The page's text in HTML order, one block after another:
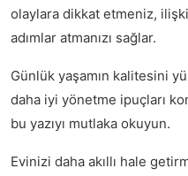
olaylara dikkat etmeniz,
adımlar atmanızı sağlar.
Günlük yaşamın kalitesini
daha iyi yönetme ipuçları
bu yazıyı mutlaka okuyun.
Evinizi daha akıllı hale